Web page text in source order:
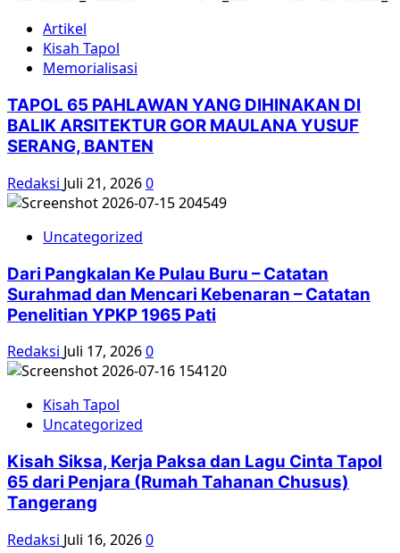
Artikel
Kisah Tapol
Memorialisasi
TAPOL 65 PAHLAWAN YANG DIHINAKAN DI
BALIK ARSITEKTUR GOR MAULANA YUSUF
SERANG, BANTEN
Redaksi Juli 21, 20260
Uncategorized
Dari Pangkalan Ke Pulau Buru – Catatan
Surahmad dan Mencari Kebenaran – Catatan
Penelitian YPKP 1965 Pati
Redaksi Juli 17, 20260
Kisah Tapol
Uncategorized
Kisah Siksa, Kerja Paksa dan Lagu Cinta Tapol
65 dari Penjara (Rumah Tahanan Chusus)
Tangerang
Redaksi Juli 16, 20260